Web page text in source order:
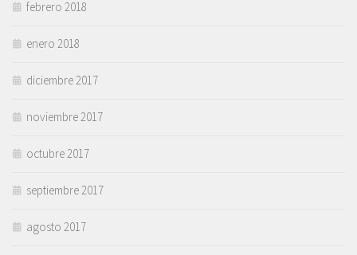
febrero 2018
enero 2018
diciembre 2017
noviembre 2017
octubre 2017
septiembre 2017
agosto 2017